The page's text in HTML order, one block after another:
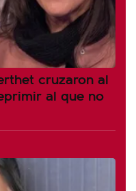
cruzaron al
al que no